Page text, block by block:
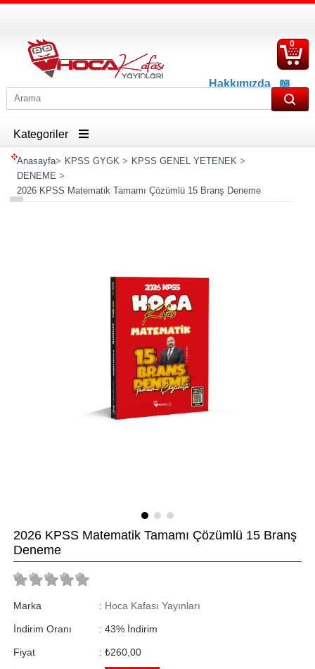
Hakkımızda
📖
İletişim
0
Kategoriler
Anasayfa> KPSS GYGK> KPSS GENEL YETENEK>
DENEME >
2026 KPSS Matematik Tamamı Çözümlü 15 Branş Deneme
2026 KPSS Matematik Tamamı Çözümlü 15 Branş
Deneme
Marka : Hoca Kafası Yayınları
İndirim Oranı : %
43 İndirim
Fiyat : ₺260,00